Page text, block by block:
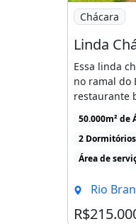
Imagem:
Chácara
Essa linda
no ramal do
restaurante
de 5
50.000m² de
2 Dormitórios
Área de
Rio